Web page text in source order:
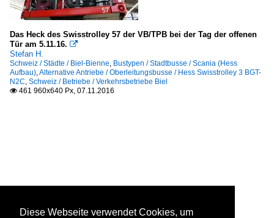
Das Heck des Swisstrolley 57 der VB/TPB bei der Tag der offenen
Tür am 5.11.16. 
Stefan H.
Schweiz / Städte / Biel-Bienne, Bustypen / Stadtbusse / Scania (Hess
Aufbau),Alternative Antriebe / Oberleitungsbusse / Hess Swisstrolley 3 BGT-
N2C, Schweiz / Betriebe / Verkehrsbetriebe Biel
 461 960x640 Px, 07.11.2016
Diese Webseite verwendet Cookies, um